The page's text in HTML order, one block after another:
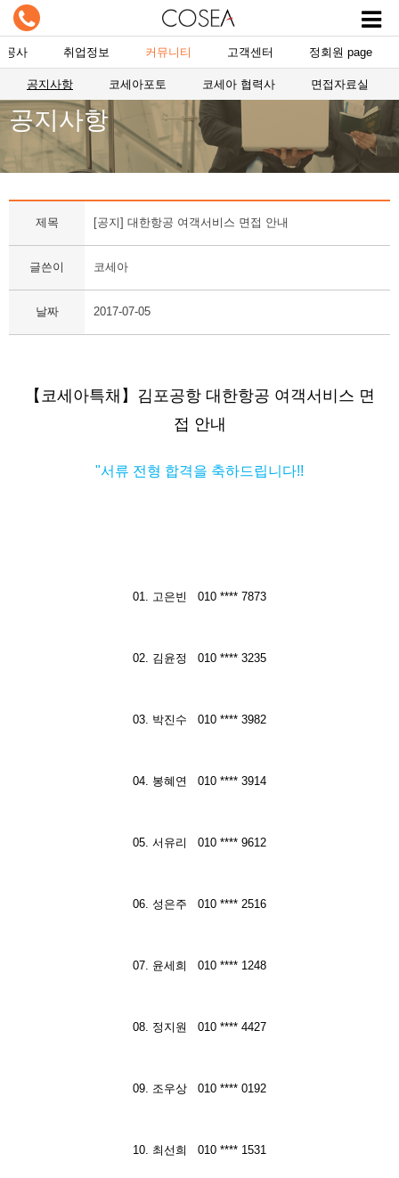
공사 취업정보 커뮤니티 고객센터 정회원 page
공지사항 코세아포토 코세아 협력사 면접자료실
공지사항
제목 [공지] 대한항공 여객서비스 면접 안내
글쓴이 코세아
날짜 2017-07-05
【코세아특채】김포공항 대한항공 여객서비스 면
접 안내
"서류 전형 합격을 축하드립니다!!
01. 고은빈 010 **** 7873
02. 김윤정 010 **** 3235
03. 박진수 010 **** 3982
04. 봉혜연 010 **** 3914
05. 서유리 010 **** 9612
06. 성은주 010 **** 2516
07. 윤세희 010 **** 1248
08. 정지원 010 **** 4427
09. 조우상 010 **** 0192
10. 최선희 010 **** 1531